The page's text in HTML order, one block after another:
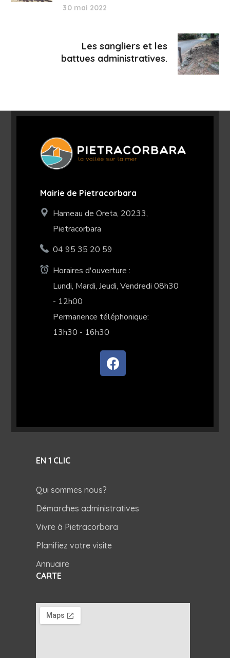
30 mai 2022
Les sangliers et les
battues administratives.
Mairie de Pietracorbara
Hameau de Oreta, 20233,
Pietracorbara
04 95 35 20 59
Horaires d'ouverture :
Lundi, Mardi, Jeudi, Vendredi 08h30
- 12h00
Permanence téléphonique:
13h30 - 16h30
EN 1 CLIC
Qui sommes nous?
Démarches administratives
Vivre à Pietracorbara
Planifiez votre visite
Annuaire
CARTE